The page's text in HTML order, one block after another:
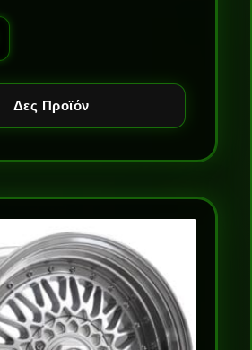
Δες Προϊόν